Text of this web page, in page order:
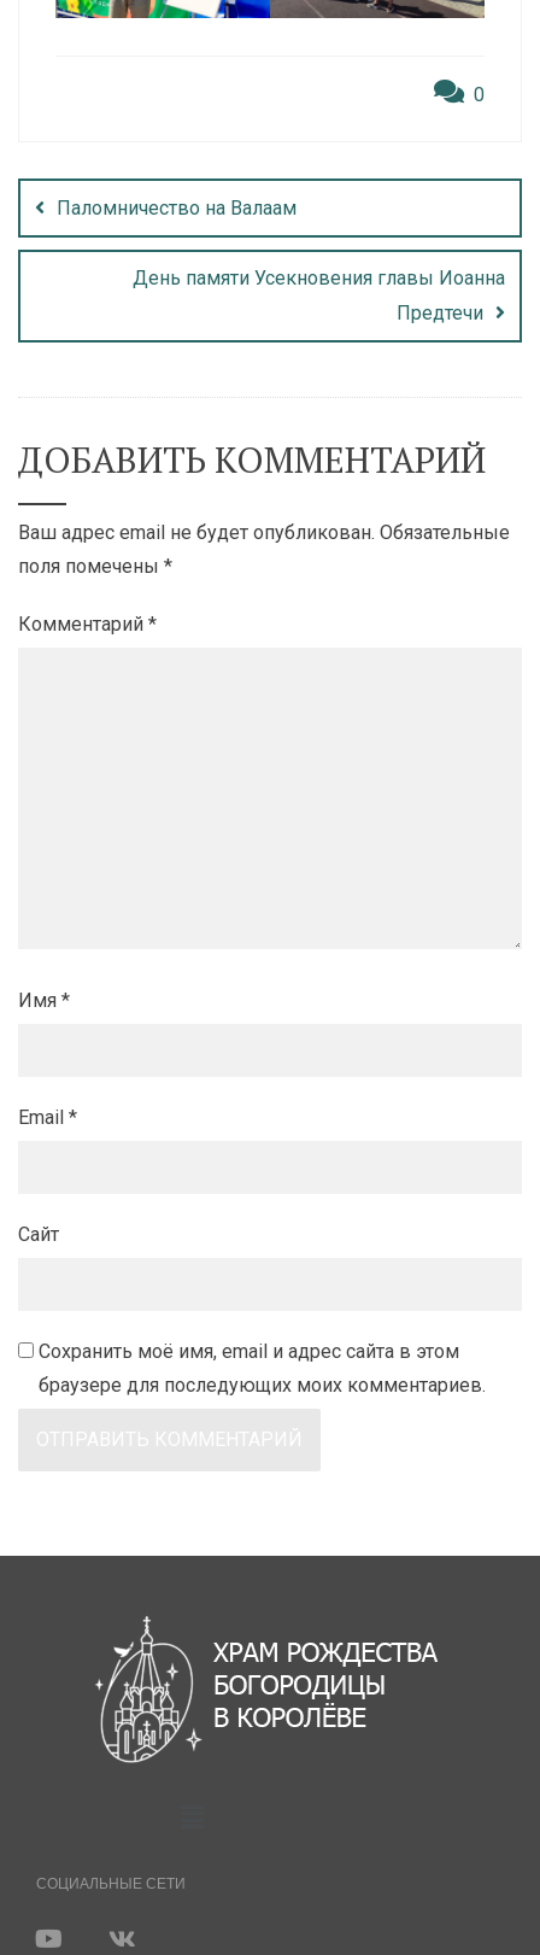
0
Паломничество на Валаам
День памяти Усекновения главы Иоанна
Предтечи
ДОБАВИТЬ КОММЕНТАРИЙ
Ваш адрес email не будет опубликован. Обязательные
поля помечены *
Комментарий *
Имя *
Email *
Сайт
Сохранить моё имя, email и адрес сайта в этом
браузере для последующих моих комментариев.
СОЦИАЛЬНЫЕ СЕТИ